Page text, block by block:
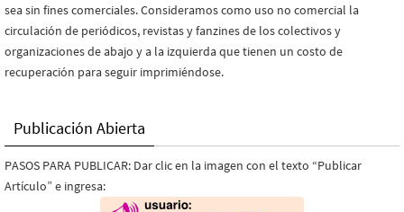
sea sin fines comerciales. Consideramos como uso no comercial la
circulación de periódicos, revistas y fanzines de los colectivos y
organizaciones de abajo y a la izquierda que tienen un costo de
recuperación para seguir imprimiéndose.
Publicación Abierta
PASOS PARA PUBLICAR: Dar clic en la imagen con el texto “Publicar
Artículo” e ingresa: